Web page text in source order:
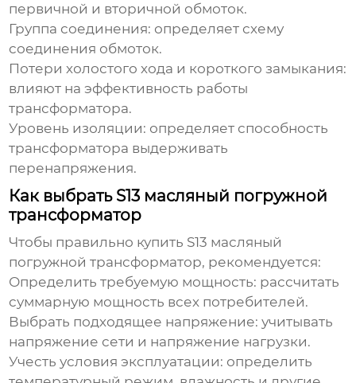
первичной и вторичной обмоток.
Группа соединения: определяет схему
соединения обмоток.
Потери холостого хода и короткого замыкания:
влияют на эффективность работы
трансформатора.
Уровень изоляции: определяет способность
трансформатора выдерживать
перенапряжения.
Как выбрать S13 масляный погружной
трансформатор
Чтобы правильно купить S13 масляный
погружной трансформатор, рекомендуется:
Определить требуемую мощность: рассчитать
суммарную мощность всех потребителей.
Выбрать подходящее напряжение: учитывать
напряжение сети и напряжение нагрузки.
Учесть условия эксплуатации: определить